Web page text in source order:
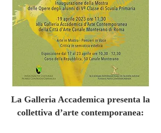
La Galleria Accademica presenta la
collettiva d’arte contemporanea: